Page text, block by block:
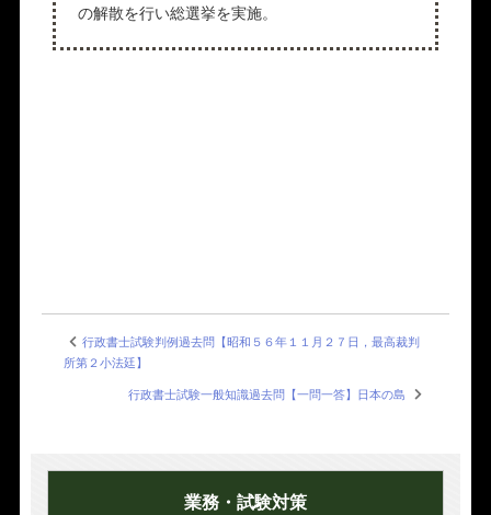
の解散を行い総選挙を実施。
行政書士試験判例過去問【昭和５６年１１月２７日，最高裁判
所第２小法廷】
行政書士試験一般知識過去問【一問一答】日本の島
業務・試験対策